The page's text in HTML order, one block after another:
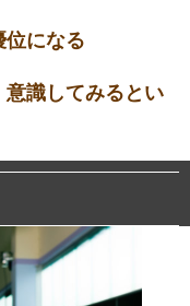
になる
意識してみるとい